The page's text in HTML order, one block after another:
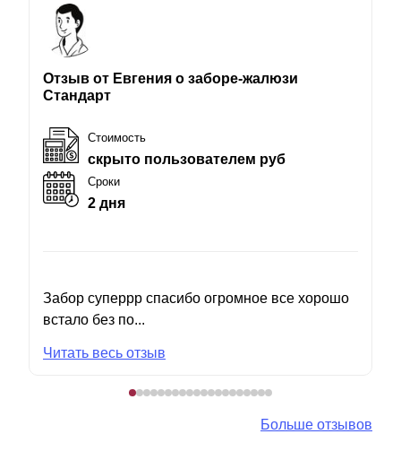
Отзыв от Евгения о заборе-жалюзи
Стандарт
Стоимость
скрыто пользователем руб
Сроки
2 дня
Забор суперрр спасибо огромное все хорошо
встало без по...
Читать весь отзыв
Больше отзывов